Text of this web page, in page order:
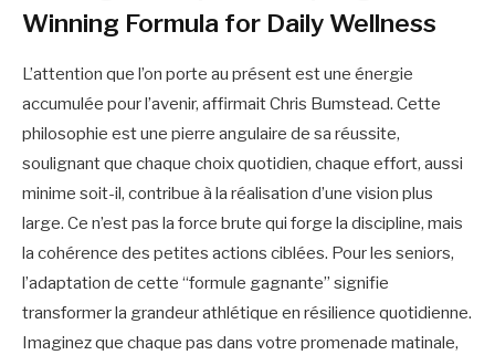
Winning Formula for Daily Wellness
L’attention que l’on porte au présent est une énergie
accumulée pour l’avenir, affirmait Chris Bumstead. Cette
philosophie est une pierre angulaire de sa réussite,
soulignant que chaque choix quotidien, chaque effort, aussi
minime soit-il, contribue à la réalisation d’une vision plus
large. Ce n’est pas la force brute qui forge la discipline, mais
la cohérence des petites actions ciblées. Pour les seniors,
l’adaptation de cette “formule gagnante” signifie
transformer la grandeur athlétique en résilience quotidienne.
Imaginez que chaque pas dans votre promenade matinale,